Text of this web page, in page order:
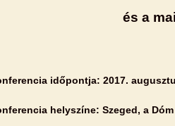
és a
időpontja: 2017.
helyszíne: Szeged, a